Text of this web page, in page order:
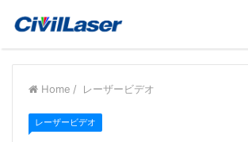
Home / レーザービデオ
レーザービデオ